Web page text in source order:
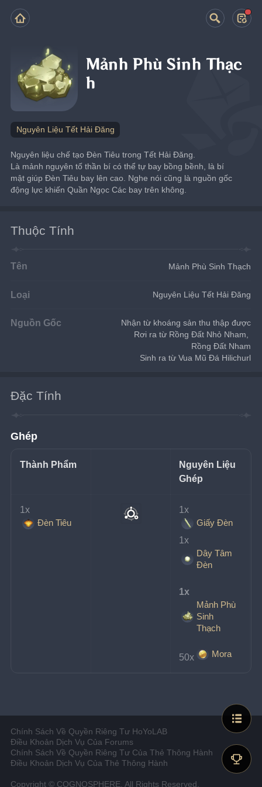
Mảnh Phù Sinh Thạc
h
Nguyên Liệu Tết Hải Đăng
Nguyên liệu chế tạo Đèn Tiêu trong Tết Hải Đăng.
Là mảnh nguyên tố thần bí có thể tự bay bồng bềnh, là bí
mật giúp Đèn Tiêu bay lên cao. Nghe nói cũng là nguồn gốc
động lực khiến Quần Ngọc Các bay trên không.
Thuộc Tính
Tên Mảnh Phù Sinh Thạch
Loại Nguyên Liệu Tết Hải Đăng
Nguồn Gốc
Nhận từ khoáng sản thu thập được
Rơi ra từ Rồng Đất Nhỏ Nham,
Rồng Đất Nham
Sinh ra từ Vua Mũ Đá Hilichurl
Đặc Tính
Ghép
Thành Phẩm
Nguyên Liệu
Ghép
1x
Đèn Tiêu
1x
Giấy Đèn
1x
Dây Tâm
Đèn
1x
Mảnh Phù
Sinh
Thạch
50x Mora
Chính Sách Về Quyền Riêng Tư HoYoLAB
Điều Khoản Dịch Vụ Của Forums
Chính Sách Về Quyền Riêng Tư Của Thẻ Thông Hành
Điều Khoản Dịch Vụ Của Thẻ Thông Hành
Copyright © COGNOSPHERE. All Rights Reserved.